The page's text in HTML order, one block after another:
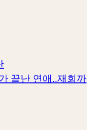
끝난 연애..재회까